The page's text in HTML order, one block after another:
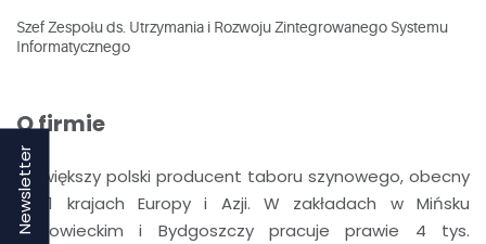
Szef Zespołu ds. Utrzymania i Rozwoju Zintegrowanego Systemu
Informatycznego
O firmie
Największy polski producent taboru szynowego, obecny
w 11 krajach Europy i Azji. W zakładach w Mińsku
Mazowieckim i Bydgoszczy pracuje prawie 4 tys.
Newsletter